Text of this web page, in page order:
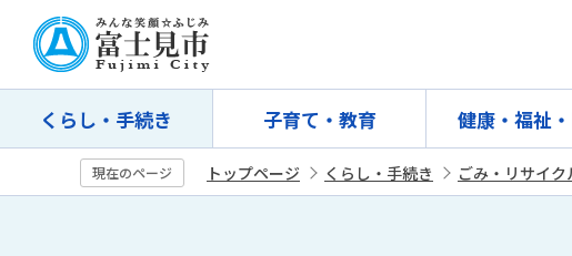
先
くらし・手続き 子育て・教育 健康・福祉
現在のページ トップページ くらし・手続き ごみ・リサイク